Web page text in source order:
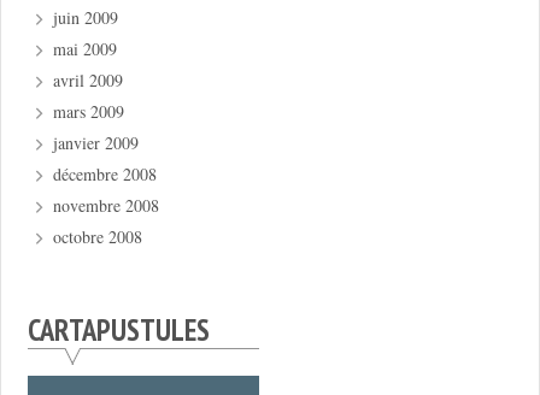
juin 2009
mai 2009
avril 2009
mars 2009
janvier 2009
décembre 2008
novembre 2008
octobre 2008
CARTAPUSTULES